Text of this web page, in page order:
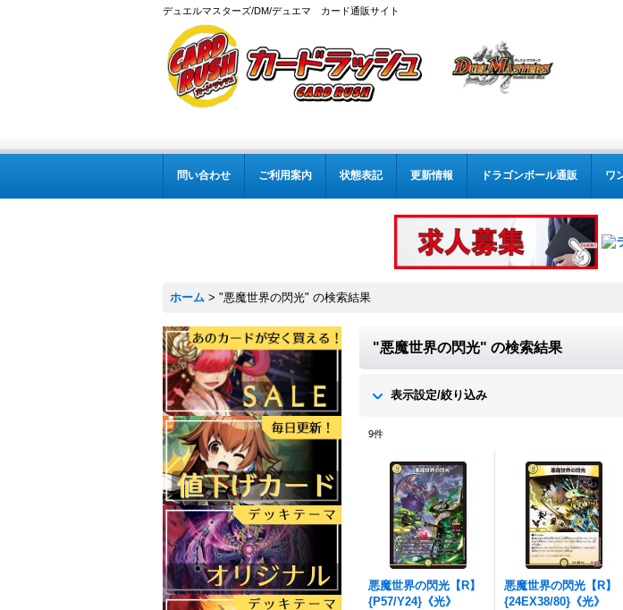
デュエルマスターズ/DM/デュエマ カード通販サイト
問い合わせ ご利用案内 状態表記 更新情報 ドラゴンボール通販 ワ
ホーム > "悪魔世界の閃光" の検索結果
"悪魔世界の閃光" の検索結果
表示設定/絞り込み
9件
悪魔世界の閃光 【R】
{P57/Y24}《光》
悪魔世界の閃光 【R】
{24EX38/80}《光》